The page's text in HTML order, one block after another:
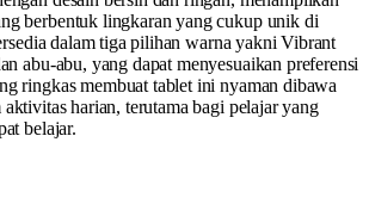
berbentuk lingkaran yang cukup unik di
dalam tiga pilihan warna yakni Vibrant
abu-abu, yang dapat menyesuaikan preferensi
ringkas membuat tablet ini nyaman dibawa
harian, terutama bagi pelajar yang
belajar.